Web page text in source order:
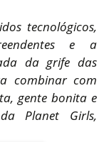
tecnológicos,
e a
da grife das
combinar com
gente bonita e
Planet Girls,